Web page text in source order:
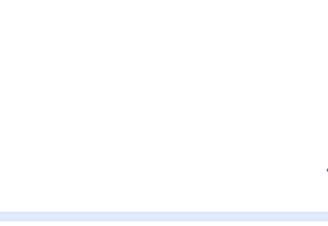
าก่อน
30 คน)
นย์ได้
TAMASSET/
น) 🇨🇳🇹🇭